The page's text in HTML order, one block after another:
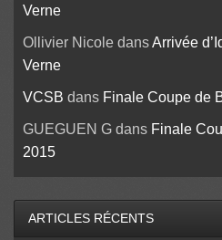
Verne
Ollivier NicoledansArrivée
Verne
VCSB dans Finale Coupe de
GUEGUEN Gdans Finale
2015
ARTICLES RÉCENTS